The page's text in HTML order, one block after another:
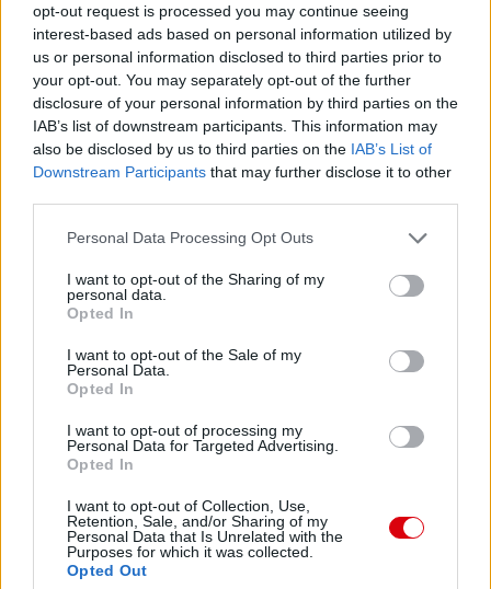
opt-out request is processed you may continue seeing
interest-based ads based on personal information utilized by
us or personal information disclosed to third parties prior to
your opt-out. You may separately opt-out of the further
disclosure of your personal information by third parties on the
IAB’s list of downstream participants. This information may
also be disclosed by us to third parties on the IAB’s List of
Downstream Participants that may further disclose it to other
Please note that this website/app uses one or more Google
not limited to your visit or usage behaviour. You may click to
grant or deny consent to Google and its third-party tags to
use your data for below specified purposes in below Google
consent section.
Personal Data Processing Opt Outs
I want to opt-out of the Sharing of my
personal data.
Opted In
I want to opt-out of the Sale of my
Personal Data.
Opted In
I want to opt-out of processing my
Personal Data for Targeted Advertising.
Opted In
I want to opt-out of Collection, Use,
Retention, Sale, and/or Sharing of my
Personal Data that Is Unrelated with the
Purposes for which it was collected.
Opted Out